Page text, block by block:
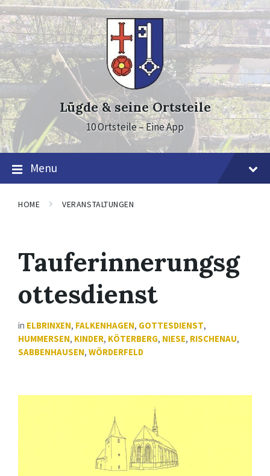
Skip
to
content
Skip
to
main
navigation
Skip
to
footer
Lügde & seine Ortsteile
10 Ortsteile – Eine App
Menu
HOME VERANSTALTUNGEN
Tauferinnerungsg
ottesdienst
in ELBRINXEN, FALKENHAGEN, GOTTESDIENST,
HUMMERSEN, KINDER, KÖTERBERG, NIESE, RISCHENAU,
SABBENHAUSEN, WÖRDERFELD